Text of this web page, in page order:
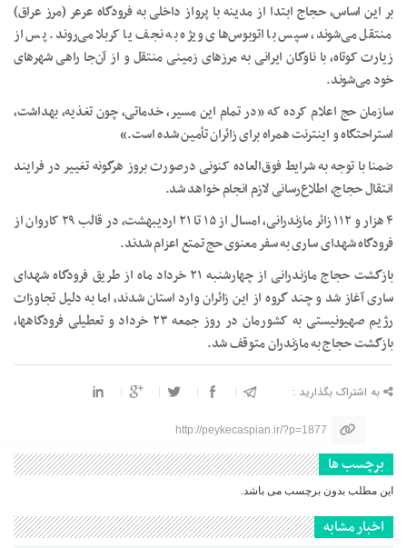
بر این اساس، حجاج ابتدا از مدینه با پرواز داخلی به فرودگاه عرعر (مرز عراق)
منتقل می‌شوند، سپس با اتوبوس‌های ویژه به نجف یا کربلا می‌روند. پس از
زیارت کوتاه، با ناوگان ایرانی به مرز‌های زمینی منتقل و از آن‌جا راهی شهر‌های
خود می‌شوند.
سازمان حج اعلام کرده که «در تمام این مسیر، خدماتی، چون تغذیه، بهداشت،
استراحتگاه و اینترنت همراه برای زائران تأمین شده است.»
ضمنا با توجه به شرایط فوق‌العاده کنونی درصورت بروز هرگونه تغییر در فرایند
انتقال حجاج، اطلاع‌رسانی لازم انجام خواهد شد.
۴ هزار و ۱۱۲ زائر مازندرانی، امسال از ۱۵ تا ۲۱ اردیبهشت، در قالب ۲۹ کاروان از
فرودگاه شهدای ساری به سفر معنوی حج تمتع اعزام شدند.
بازگشت حجاج مازندرانی از چهارشنبه ۲۱ خرداد ماه از طریق فرودگاه شهدای
ساری آغاز شد و چند گروه از این زائران وارد استان شدند، اما به دلیل تجاوزات
رژیم صهیونیستی به کشورمان در روز جمعه ۲۳ خرداد و تعطیلی فرودگاهها،
بازگشت حجاج به مازندران متوقف شد.
به اشتراک بگذارید :
http://peykecaspian.ir/?p=1877
برچسب ها
این مطلب بدون برچسب می باشد.
اخبار مشابه